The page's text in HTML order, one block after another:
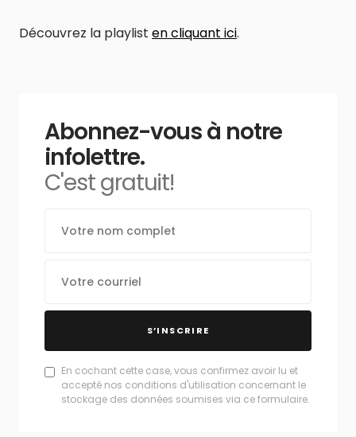
Découvrez la playlist en cliquant ici.
Abonnez-vous à notre
infolettre.
C'est gratuit!
S’INSCRIRE
En cochant cette case, vous confirmez avoir lu et
accepté nos conditions d'utilisation concernant le
stockage des données soumises via ce formulaire.